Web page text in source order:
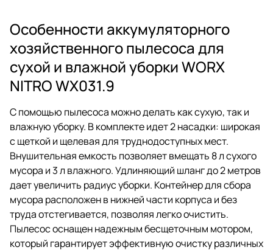
Особенности аккумуляторного
хозяйственного пылесоса для
сухой и влажной уборки WORX
NITRO WX031.9
С помощью пылесоса можно делать как сухую, так и
влажную уборку. В комплекте идет 2 насадки: широкая
с щеткой и щелевая для труднодоступных мест.
Внушительная емкость позволяет вмещать 8 л сухого
мусора и 3 л влажного. Удлиняющий шланг до 2 метров
дает увеличить радиус уборки. Контейнер для сбора
мусора расположен в нижней части корпуса и без
труда отстегивается, позволяя легко очистить.
Пылесос оснащен надежным бесщеточным мотором,
который гарантирует эффективную очистку различных